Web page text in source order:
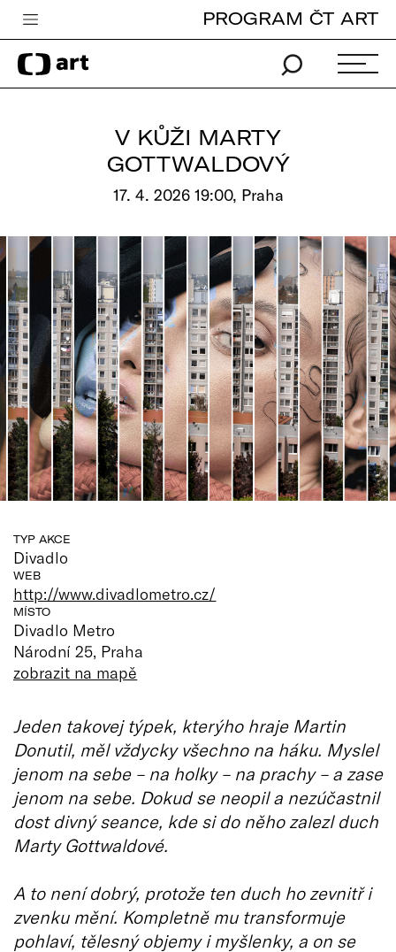
Česká televize
Zpravodajství
Vše o ČT
PROGRAM ČT ART
V KŮŽI MARTY
GOTTWALDOVÝ
17. 4. 2026 19:00, Praha
TYP AKCE
Divadlo
WEB
http://www.divadlometro.cz/
MÍSTO
Divadlo Metro
Národní 25, Praha
zobrazit na mapě
Jeden takovej týpek, kterýho hraje Martin
Donutil, měl vždycky všechno na háku. Myslel
jenom na sebe – na holky – na prachy – a zase
jenom na sebe. Dokud se neopil a nezúčastnil
dost divný seance, kde si do něho zalezl duch
Marty Gottwaldové.
A to není dobrý, protože ten duch ho zevnitř i
zvenku mění. Kompletně mu transformuje
pohlaví, tělesný objemy i myšlenky, a on se